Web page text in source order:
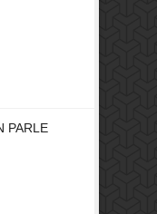
PARLE